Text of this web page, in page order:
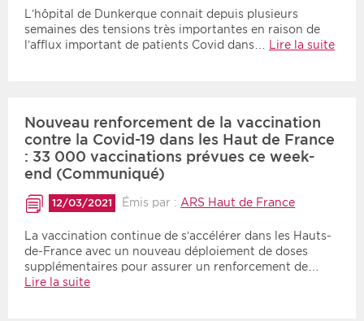
L’hôpital de Dunkerque connait depuis plusieurs
semaines des tensions très importantes en raison de
l’afflux important de patients Covid dans… Lire la suite
Nouveau renforcement de la vaccination
contre la Covid-19 dans les Haut de France
: 33 000 vaccinations prévues ce week-
end (Communiqué)
12/03/2021 Émis par : ARS Haut de France
La vaccination continue de s’accélérer dans les Hauts-
de-France avec un nouveau déploiement de doses
supplémentaires pour assurer un renforcement de…
Lire la suite